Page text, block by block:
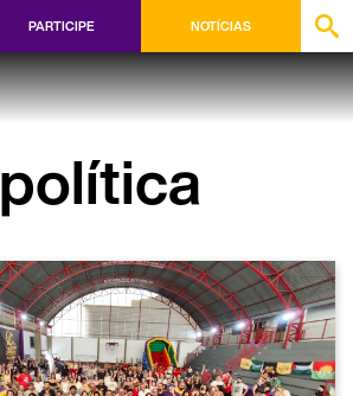
PARTICIPE NOTÍCIAS
política